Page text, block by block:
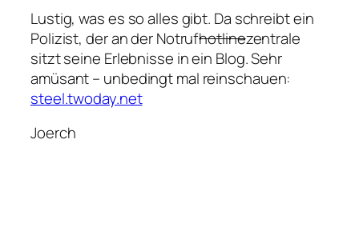
Lustig, was es so alles gibt. Da schreibt ein
Polizist, der an der Notrufhotlinezentrale
sitzt seine Erlebnisse in ein Blog. Sehr
amüsant – unbedingt mal reinschauen:
steel.twoday.net
Joerch